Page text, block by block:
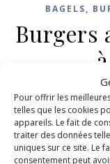
Pour offrir les
telles que les cookies
appareils. Le fait de
traiter des données
uniques sur ce site. Le
consentement peut
BAGELS,
Burgers
18